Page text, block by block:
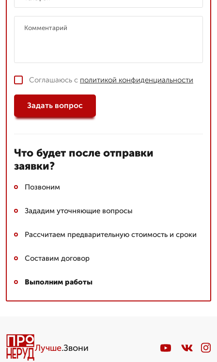
Соглашаюсь с политикой конфиденциальности
Задать вопрос
Что будет после отправки
заявки?
Позвоним
Зададим уточняющие вопросы
Рассчитаем предварительную стоимость и сроки
Составим договор
Выполним работы
Лучше.Звони